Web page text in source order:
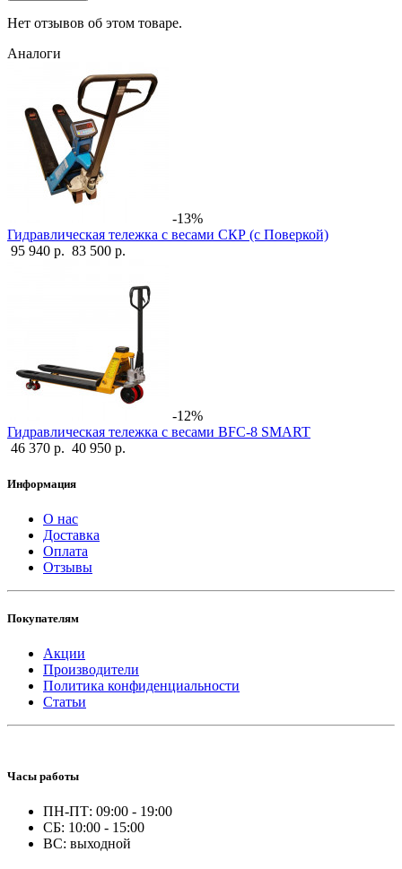
Нет отзывов об этом товаре.
Аналоги
-13%
Гидравлическая тележка с весами СКР (с Поверкой)
95 940 р. 83 500 р.
-12%
Гидравлическая тележка с весами BFC-8 SMART
46 370 р. 40 950 р.
Информация
О нас
Доставка
Оплата
Отзывы
Покупателям
Акции
Производители
Политика конфиденциальности
Статьи
Часы работы
ПН-ПТ: 09:00 - 19:00
СБ: 10:00 - 15:00
ВС: выходной